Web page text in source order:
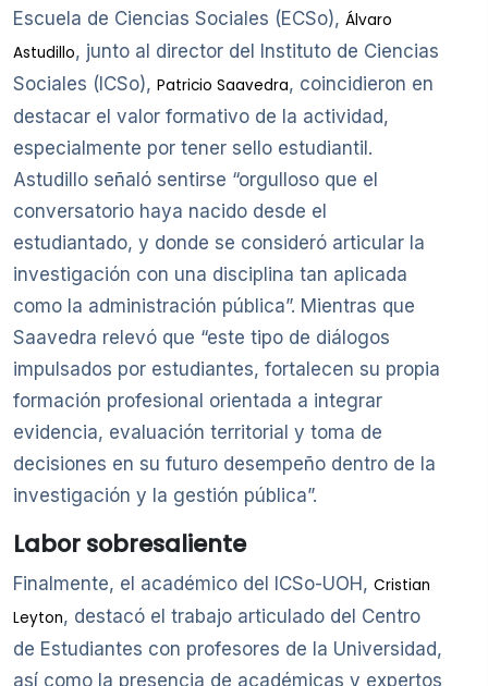
Escuela de Ciencias Sociales (ECSo), Álvaro
Astudillo, junto al director del Instituto de Ciencias
Sociales (ICSo), Patricio Saavedra, coincidieron en
destacar el valor formativo de la actividad,
especialmente por tener sello estudiantil.
Astudillo señaló sentirse “orgulloso que el
conversatorio haya nacido desde el
estudiantado, y donde se consideró articular la
investigación con una disciplina tan aplicada
como la administración pública”. Mientras que
Saavedra relevó que “este tipo de diálogos
impulsados por estudiantes, fortalecen su propia
formación profesional orientada a integrar
evidencia, evaluación territorial y toma de
decisiones en su futuro desempeño dentro de la
investigación y la gestión pública”.
Labor sobresaliente
Finalmente, el académico del ICSo-UOH, Cristian
Leyton, destacó el trabajo articulado del Centro
de Estudiantes con profesores de la Universidad,
así como la presencia de académicas y expertos